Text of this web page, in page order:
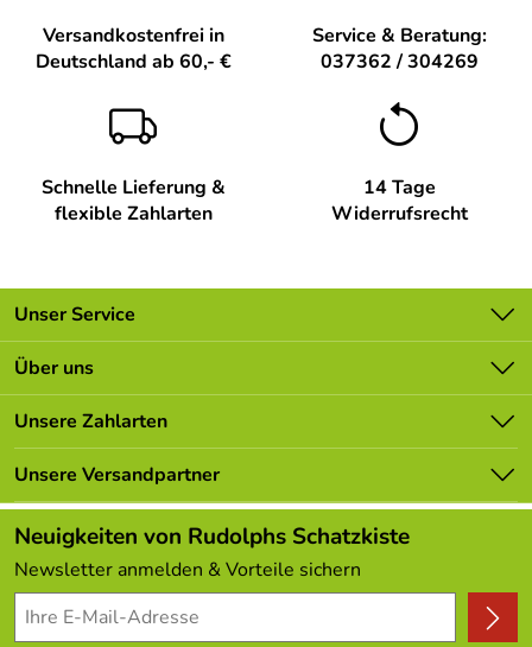
Versandkostenfrei in
Deutschland ab 60,- €
Service & Beratung:
037362 / 304269
Schnelle Lieferung &
flexible Zahlarten
14 Tage
Widerrufsrecht
Unser Service
Kontakt
Batterieverordnung
Newsletter
Lieferbedingungen
Kundenlogin
Über uns
Unsere Bestseller
Marken
Neu
Angebote
Kundenbewertungen (308)
4,9/5*****
Unsere Zahlarten
Unsere Versandpartner
Neuigkeiten von Rudolphs Schatzkiste
Newsletter anmelden & Vorteile sichern